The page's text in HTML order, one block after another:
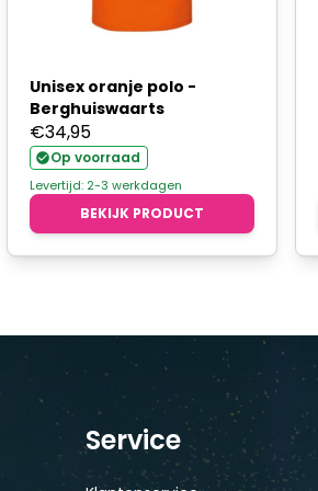
Unisex oranje polo -
Berghuiswaarts
€34,95
Op voorraad
Levertijd: 2-3 werkdagen
BEKIJK PRODUCT
Service